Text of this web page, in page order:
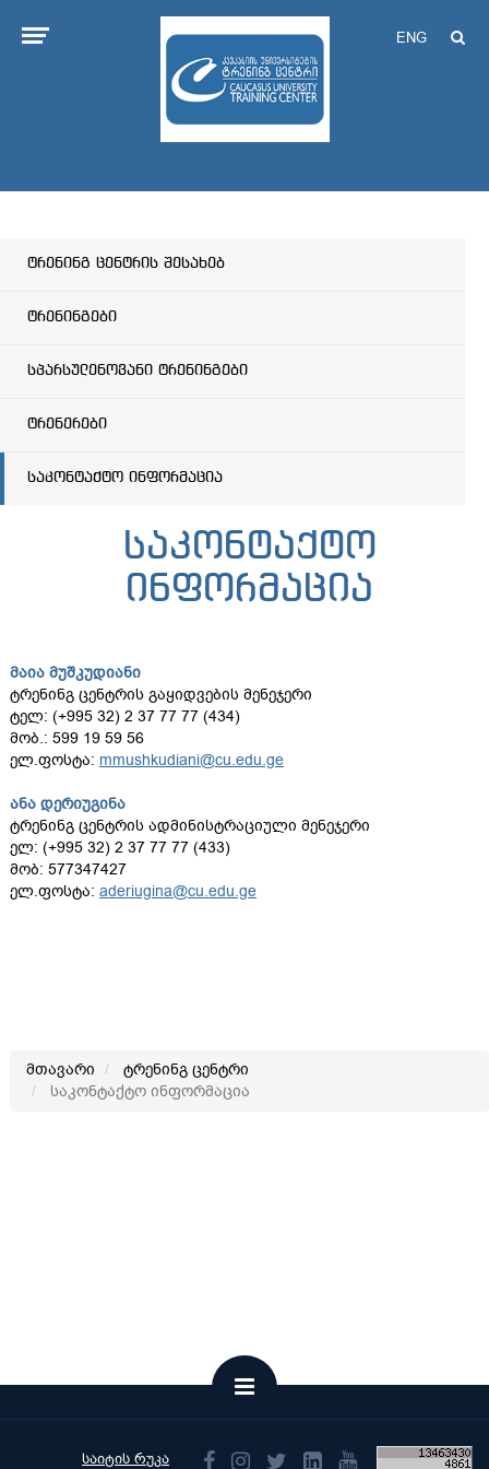
ENG
ტრენინგ ცენტრის შესახებ
ტრენინგები
სპარსულენოვანი ტრენინგები
ტრენერები
საკონტაქტო ინფორმაცია
საკონტაქტო
ინფორმაცია
მაია მუშკუდიანი
ტრენინგ ცენტრის გაყიდვების მენეჯერი
ტელ: (+995 32) 2 37 77 77 (434)
მობ.: 599 19 59 56
ელ.ფოსტა: mmushkudiani@cu.edu.ge
ანა დერიუგინა
ტრენინგ ცენტრის ადმინისტრაციული მენეჯერი
ელ: (+995 32) 2 37 77 77 (433)
მობ: 577347427
ელ.ფოსტა: aderiugina@cu.edu.ge
მთავარი
ტრენინგ ცენტრი
საკონტაქტო ინფორმაცია
საიტის რუკა